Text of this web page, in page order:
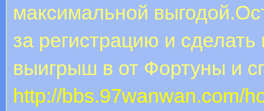
максимальной
за регистрацию и
выигрыш в от Фортуны и
http://bbs.97wanwan.com/